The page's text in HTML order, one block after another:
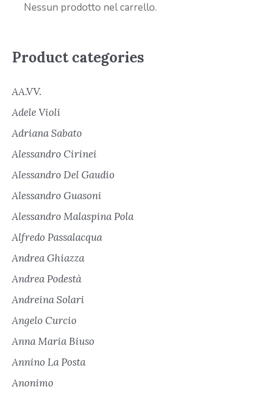
Nessun prodotto nel carrello.
Product categories
AA.VV.
Adele Violi
Adriana Sabato
Alessandro Cirinei
Alessandro Del Gaudio
Alessandro Guasoni
Alessandro Malaspina Pola
Alfredo Passalacqua
Andrea Ghiazza
Andrea Podestà
Andreina Solari
Angelo Curcio
Anna Maria Biuso
Annino La Posta
Anonimo